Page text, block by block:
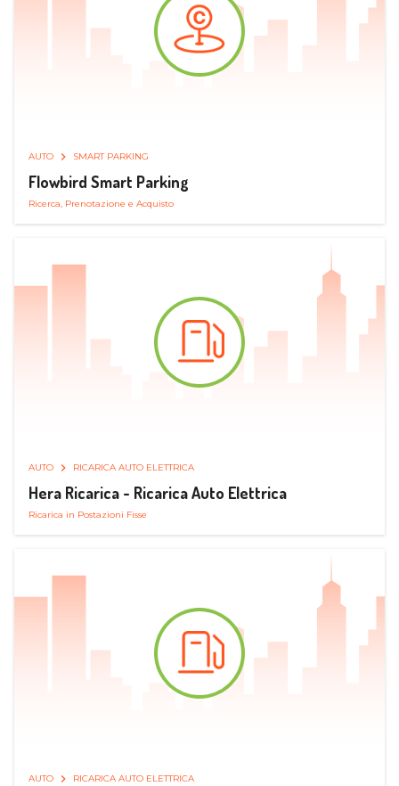
AUTO SMART PARKING
Flowbird Smart Parking
Ricerca, Prenotazione e Acquisto
AUTO RICARICA AUTO ELETTRICA
Hera Ricarica - Ricarica Auto Elettrica
Ricarica in Postazioni Fisse
AUTO RICARICA AUTO ELETTRICA